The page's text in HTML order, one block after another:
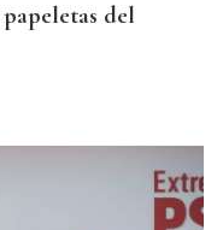
papeletas del